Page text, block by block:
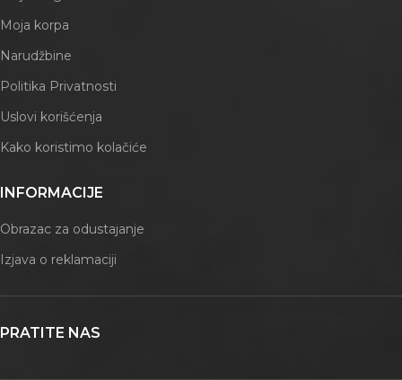
Moja korpa
Narudžbine
Politika Privatnosti
Uslovi korišćenja
Kako koristimo kolačiće
INFORMACIJE
Obrazac za odustajanje
Izjava o reklamaciji
PRATITE NAS